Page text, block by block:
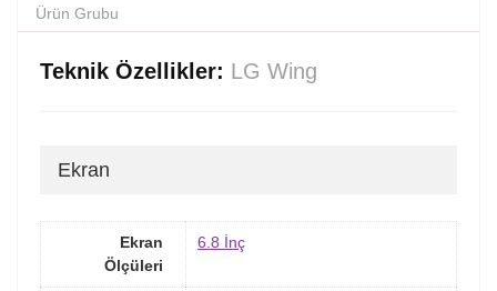
Ürün Grubu
Teknik Özellikler: LG Wing
Ekran
Ekran
Ölçüleri
6.8 İnç